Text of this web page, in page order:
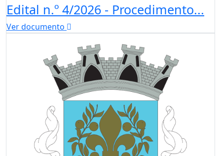
Edital n.º 4/2026 - Procedimento...
Ver documento